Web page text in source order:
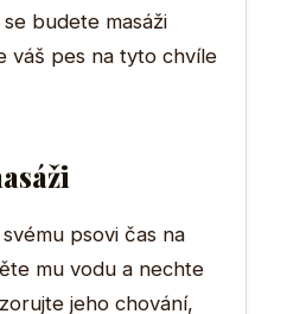
budete masáži
váš pes na tyto chvíle
psovi čas na
mu vodu a nechte
jeho chování,